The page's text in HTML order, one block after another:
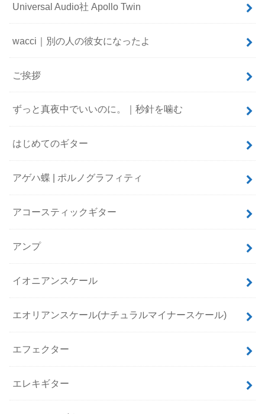
Universal Audio社 Apollo Twin
wacci｜別の人の彼女になったよ
ご挨拶
ずっと真夜中でいいのに。｜秒針を噛む
はじめてのギター
アゲハ蝶 | ポルノグラフィティ
アコースティックギター
アンプ
イオニアンスケール
エオリアンスケール(ナチュラルマイナースケール)
エフェクター
エレキギター